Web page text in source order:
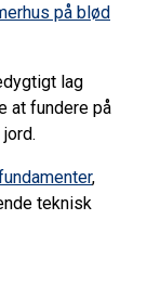
på blød
lag
at fundere på
,
teknisk